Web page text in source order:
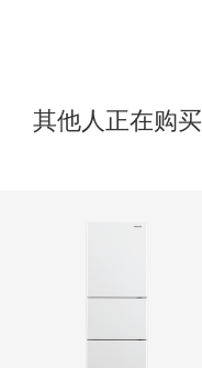
其他人正在购买